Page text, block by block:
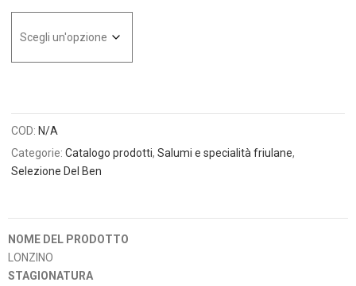
COD: N/A
Categorie:Catalogo prodotti,Salumi e specialità friulane,
Selezione Del Ben
NOME DEL PRODOTTO
LONZINO
STAGIONATURA